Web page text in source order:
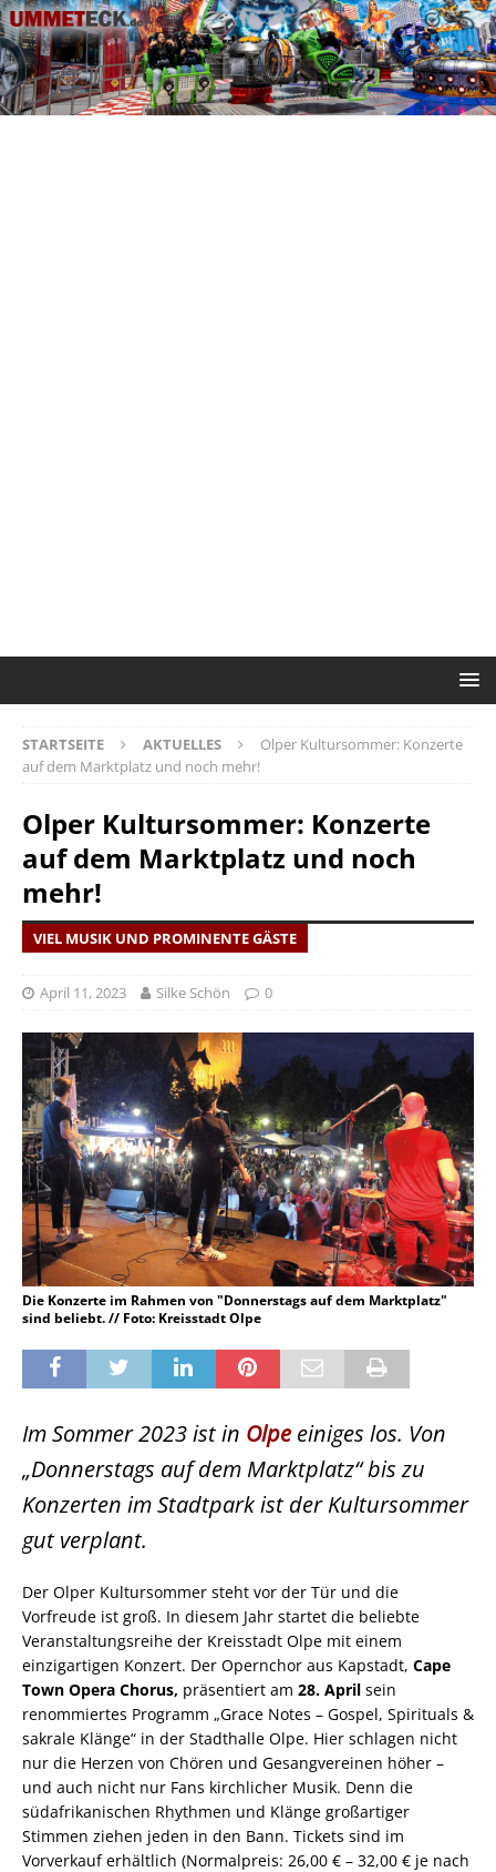
STARTSEITE AKTUELLES
Olper Kultursommer: Konzerte
auf dem Marktplatz und noch mehr!
Olper Kultursommer: Konzerte
auf dem Marktplatz und noch
mehr!
VIEL MUSIK UND PROMINENTE GÄSTE
April 11, 2023 Silke Schön 0
Die Konzerte im Rahmen von "Donnerstags auf dem Marktplatz"
sind beliebt. // Foto: Kreisstadt Olpe
Im Sommer 2023 ist in Olpeeiniges los. Von
„Donnerstags auf dem Marktplatz“ bis zu
Konzerten im Stadtpark ist der Kultursommer
gut verplant.
Der Olper Kultursommer steht vor der Tür und die
Vorfreude ist groß. In diesem Jahr startet die beliebte
Veranstaltungsreihe der Kreisstadt Olpe mit einem
einzigartigen Konzert. Der Opernchor aus Kapstadt, Cape
Town Opera Chorus, präsentiert am 28. April sein
renommiertes Programm „Grace Notes – Gospel, Spirituals &
sakrale Klänge“ in der Stadthalle Olpe. Hier schlagen nicht
nur die Herzen von Chören und Gesangvereinen höher –
und auch nicht nur Fans kirchlicher Musik. Denn die
südafrikanischen Rhythmen und Klänge großartiger
Stimmen ziehen jeden in den Bann. Tickets sind im
Vorverkauf erhältlich (Normalpreis: 26,00 € – 32,00 € je nach